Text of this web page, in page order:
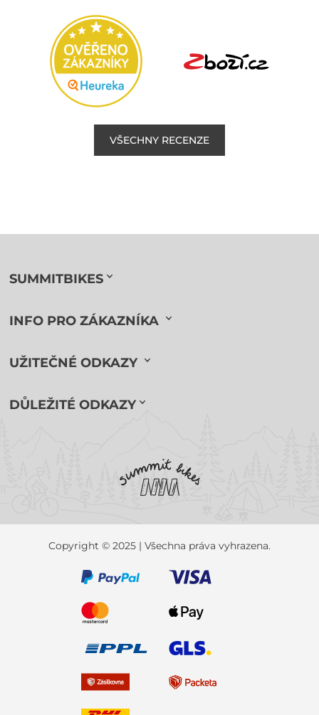
VŠECHNY RECENZE
SUMMITBIKES
INFO PRO ZÁKAZNÍKA
UŽITEČNÉ ODKAZY
DŮLEŽITÉ ODKAZY
Copyright © 2025 | Všechna práva vyhrazena.